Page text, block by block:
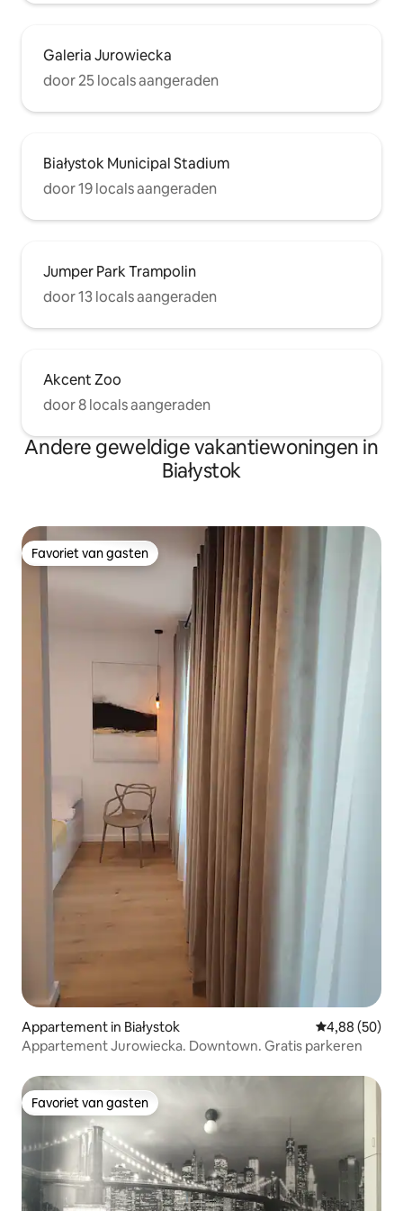
Galeria Jurowiecka
door 25 locals aangeraden
Białystok Municipal Stadium
door 19 locals aangeraden
Jumper Park Trampolin
door 13 locals aangeraden
Akcent Zoo
door 8 locals aangeraden
Andere geweldige vakantiewoningen in
Białystok
Favoriet van gasten
Favoriet van gasten
Appartement in Białystok Gemiddelde
4,88 (50)
Appartement Jurowiecka. Downtown. Gratis parkeren
Favoriet van gasten
Favoriet van gasten